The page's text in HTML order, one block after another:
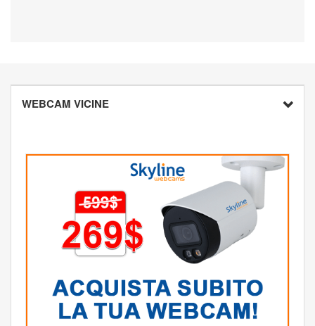
WEBCAM VICINE